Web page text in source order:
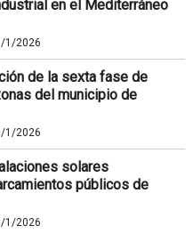
en el Mediterráneo
1/2026
de la sexta fase de
del municipio de
1/2026
solares
públicos de
1/2026